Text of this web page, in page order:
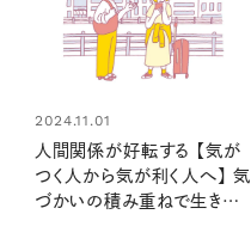
2024.11.01
人間関係が好転する 【気が
つく人から気が利く人へ】 気
づかいの積み重ねで生きや